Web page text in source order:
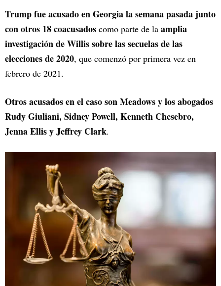
Trump fue acusado en Georgia la semana pasada junto
con otros 18 coacusados como parte de la amplia
investigación de Willis sobre las secuelas de las
elecciones de 2020, que comenzó por primera vez en
febrero de 2021.
Otros acusados en el caso son Meadows y los abogados
Rudy Giuliani, Sidney Powell, Kenneth Chesebro,
Jenna Ellis y Jeffrey Clark.